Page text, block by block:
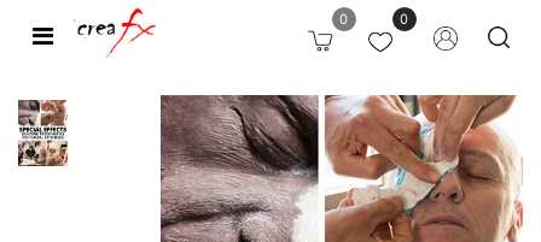
Open 0 0